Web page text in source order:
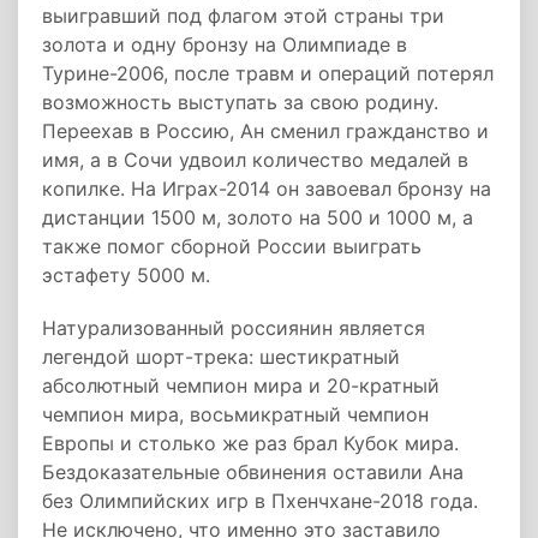
выигравший под флагом этой страны три
золота и одну бронзу на Олимпиаде в
Турине-2006, после травм и операций потерял
возможность выступать за свою родину.
Переехав в Россию, Ан сменил гражданство и
имя, а в Сочи удвоил количество медалей в
копилке. На Играх-2014 он завоевал бронзу на
дистанции 1500 м, золото на 500 и 1000 м, а
также помог сборной России выиграть
эстафету 5000 м.
Натурализованный россиянин является
легендой шорт-трека: шестикратный
абсолютный чемпион мира и 20-кратный
чемпион мира, восьмикратный чемпион
Европы и столько же раз брал Кубок мира.
Бездоказательные обвинения оставили Ана
без Олимпийских игр в Пхенчхане-2018 года.
Не исключено, что именно это заставило